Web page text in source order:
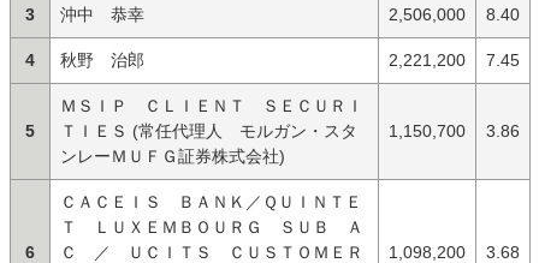
3 沖中 恭幸 2,506,000 8.40
4 秋野 治郎 2,221,200 7.45
5
ＭＳＩＰ ＣＬＩＥＮＴ ＳＥＣＵＲＩ
ＴＩＥＳ (常任代理人 モルガン・スタ
ンレーＭＵＦＧ証券株式会社)
1,150,700 3.86
6
ＣＡＣＥＩＳ ＢＡＮＫ／ＱＵＩＮＴＥ
Ｔ ＬＵＸＥＭＢＯＵＲＧ ＳＵＢ Ａ
Ｃ ／ ＵＣＩＴＳ ＣＵＳＴＯＭＥＲ
1,098,200 3.68